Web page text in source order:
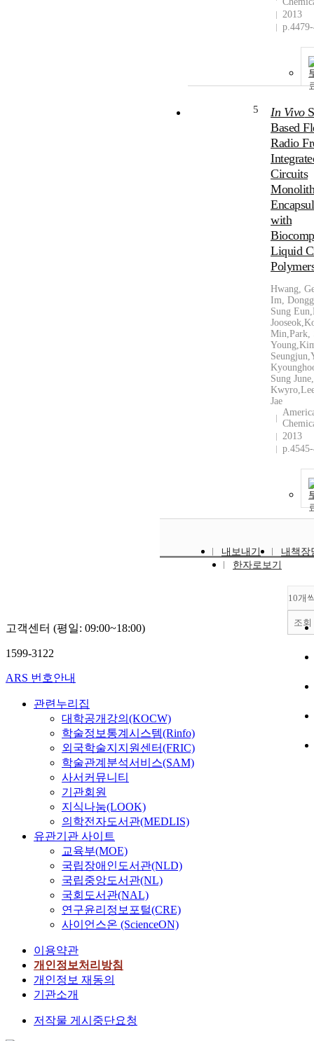
2013
5 In Vivo
Based
Radio
Circuits
with
Liquid
Hwang,
Im,
Sung
Min,Park,
Sung
Jae
2013
내보내기
내책장
한자로보기
10개
조회
고객센터 (평일: 09:00~18:00)
1599-3122
ARS 번호안내
관련누리집
대학공개강의(KOCW)
학술정보통계시스템(Rinfo)
외국학술지지원센터(FRIC)
학술관계분석서비스(SAM)
사서커뮤니티
기관회원
지식나눔(LOOK)
의학전자도서관(MEDLIS)
유관기관 사이트
교육부(MOE)
국립장애인도서관(NLD)
국립중앙도서관(NL)
국회도서관(NAL)
연구윤리정보포털(CRE)
사이언스온 (ScienceON)
이용약관
개인정보처리방침
개인정보 재동의
기관소개
저작물 게시중단요청